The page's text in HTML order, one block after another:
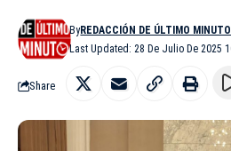
Last Updated: 28 De Julio De 2025
ByREDACCIÓN DE ÚLTIMO MINUTO
Share